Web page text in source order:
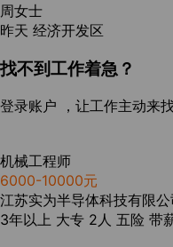
周女士
昨天 经济开发区
找不到工作着急？
登录账户 ，让工作主动来
机械工程师
6000-10000元
江苏实为半导体科技有限公
3年以上 大专 2人 五险 带